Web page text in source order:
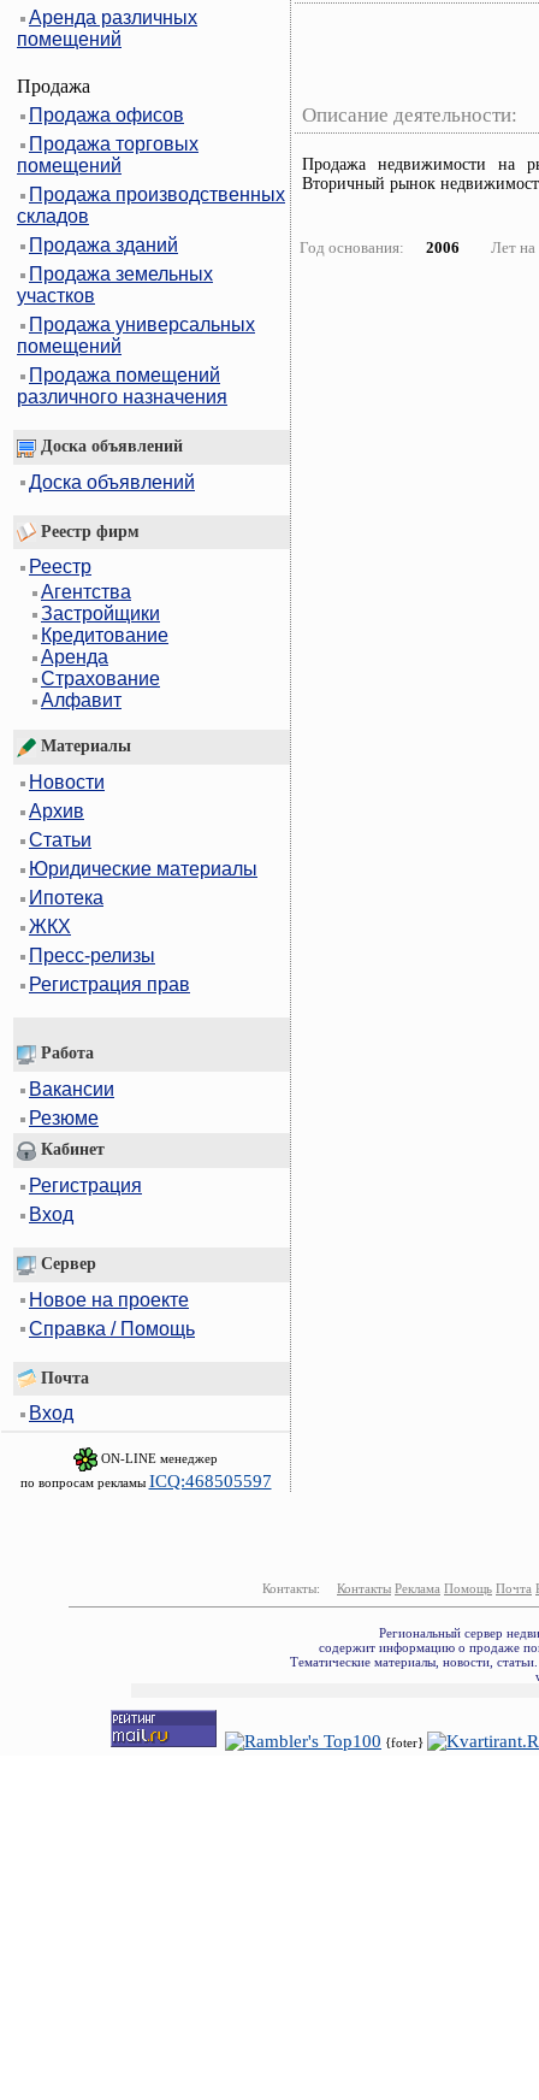
Аренда различных
помещений
Продажа
Продажа офисов
Продажа торговых
помещений
Продажа производственных
складов
Продажа зданий
Продажа земельных
участков
Продажа универсальных
помещений
Продажа помещений
различного назначения
Доска объявлений
Доска объявлений
Реестр фирм
Реестр
Агентства
Застройщики
Кредитование
Аренда
Страхование
Алфавит
Материалы
Новости
Архив
Статьи
Юридические материалы
Ипотека
ЖКХ
Пресс-релизы
Регистрация прав
Работа
Вакансии
Резюме
Кабинет
Регистрация
Вход
Сервер
Новое на проекте
Справка / Помощь
Почта
Вход
ON-LINE менеджер
по вопросам рекламы ICQ:468505597
Описание деятельности:
Продажа недвижимости на
Вторичный рынок
Год основания: 2006 Лет
Контакты: Контакты Реклама Помощь Почта
Региональный сервер
содержит информацию о продаже
Тематические материалы, новости,
{foter}